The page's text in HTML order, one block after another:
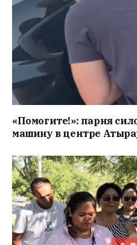
«Помогите!»: парня
машину в центре